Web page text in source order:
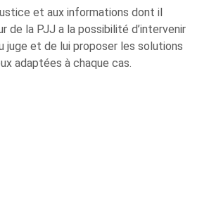
et aux informations dont il
de la PJJ a la possibilité d’intervenir
juge et de lui proposer les solutions
adaptées à chaque cas.